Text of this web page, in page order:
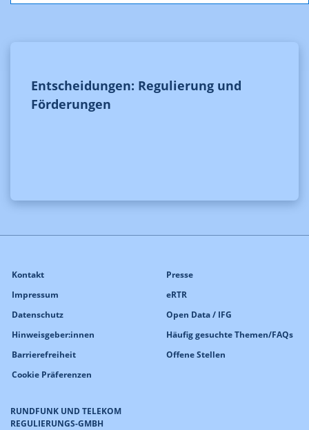
Entscheidungen: Regulierung und
Förderungen
RUNDFUNK UND TELEKOM
REGULIERUNGS-GMBH
Kontakt
Impressum
Datenschutz
Hinweisgeber:innen
Barrierefreiheit
Cookie Präferenzen
Presse
eRTR
Open Data / IFG
Häufig gesuchte Themen/FAQs
Offene Stellen